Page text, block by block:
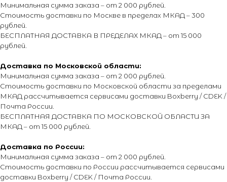
Минимальная сумма заказа – от 2 000 рублей.
Стоимость доставки по Москве в пределах МКАД – 300
рублей.
БЕСПЛАТНАЯ ДОСТАВКА В ПРЕДЕЛАХ МКАД – от 15 000
рублей.
Доставка по Московской области:
Минимальная сумма заказа – от 2 000 рублей.
Стоимость доставки по Московской области за пределами
МКАД рассчитывается сервисами доставки Boxberry / CDEK /
Почта России.
БЕСПЛАТНАЯ ДОСТАВКА ПО МОСКОВСКОЙ ОБЛАСТИ ЗА
МКАД – от 15 000 рублей.
Доставка по России:
Минимальная сумма заказа – от 2 000 рублей.
Стоимость доставки по России рассчитывается сервисами
доставки Boxberry / CDEK / Почта России.